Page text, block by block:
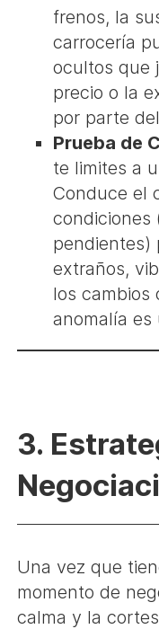
frenos, la
carrocería
ocultos que
precio o la
por parte
Prueba de
te limites a
Conduce el
condiciones
pendientes)
extraños,
los cambios
anomalía
3.
Una vez que
momento de
calma y la